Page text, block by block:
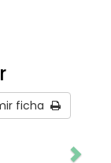
ficha